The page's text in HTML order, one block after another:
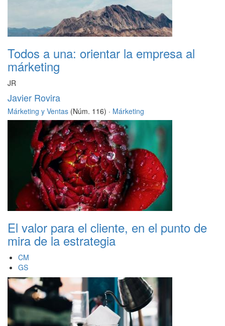
Todos a una: orientar la empresa al
márketing
JR
Javier Rovira
Márketing y Ventas (Núm. 116) · Márketing
El valor para el cliente, en el punto de
mira de la estrategia
CM
GS